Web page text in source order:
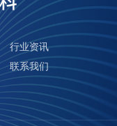
行业资讯
联系我们